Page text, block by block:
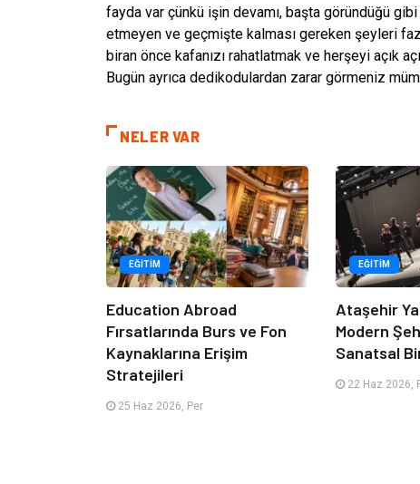
fayda var çünkü işin devamı, başta göründüğü
etmeyen ve geçmişte kalması gereken şeyleri
biran önce kafanızı rahatlatmak ve herşeyi açık
Bugün ayrıca dedikodulardan zarar görmeniz
NELER VAR
EĞITIM
Education Abroad
Fırsatlarında Burs ve Fon
Kaynaklarına Erişim
Stratejileri
25 Haz 2026, Per
EĞITIM
Ataşehir
Modern
Sanatsal
22 Haz 2026,